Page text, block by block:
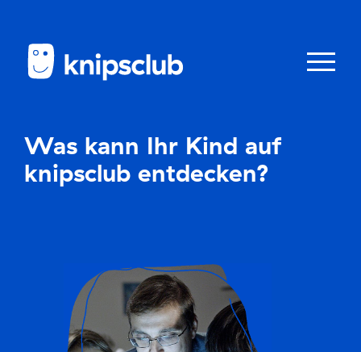
Menü
Club
Was kann Ihr Kind auf
knipsclub entdecken?